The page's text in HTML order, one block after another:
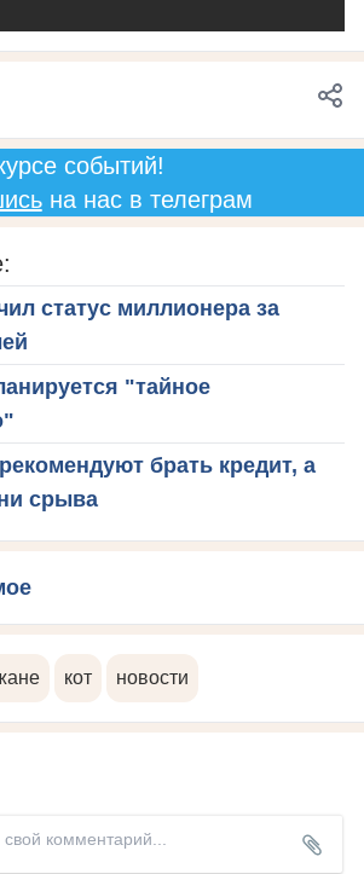
событий!
на нас в телеграм
статус миллионера за
"тайное
брать кредит, а
срыва
кот новости